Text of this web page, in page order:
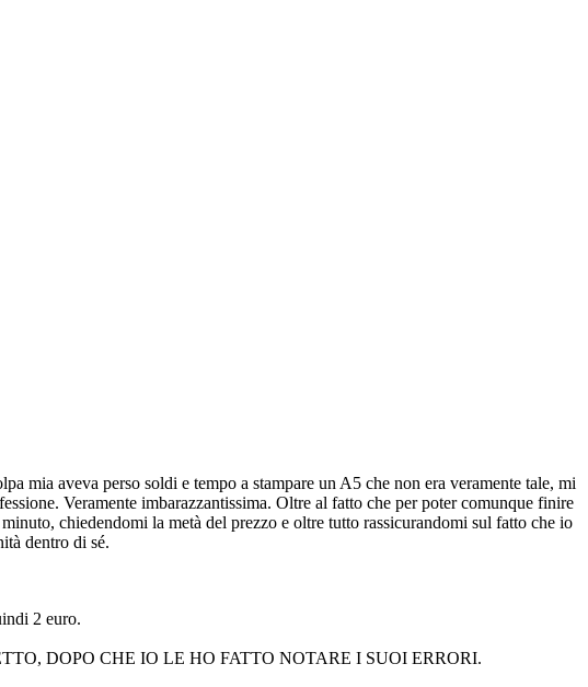
mia aveva perso soldi e tempo a stampare un A5 che non era veramente tale, mi
Veramente imbarazzantissima. Oltre al fatto che per poter comunque finire
chiedendomi la metà del prezzo e oltre tutto rassicurandomi sul fatto che io
dentro di sé.
2 euro.
DOPO CHE IO LE HO FATTO NOTARE I SUOI ERRORI.